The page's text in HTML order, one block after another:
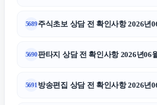
5689주식초보 상담 전 확인사항 2026년
5690판타지 상담 전 확인사항 2026년06
5691 방송편집 상담 전 확인사항 2026년